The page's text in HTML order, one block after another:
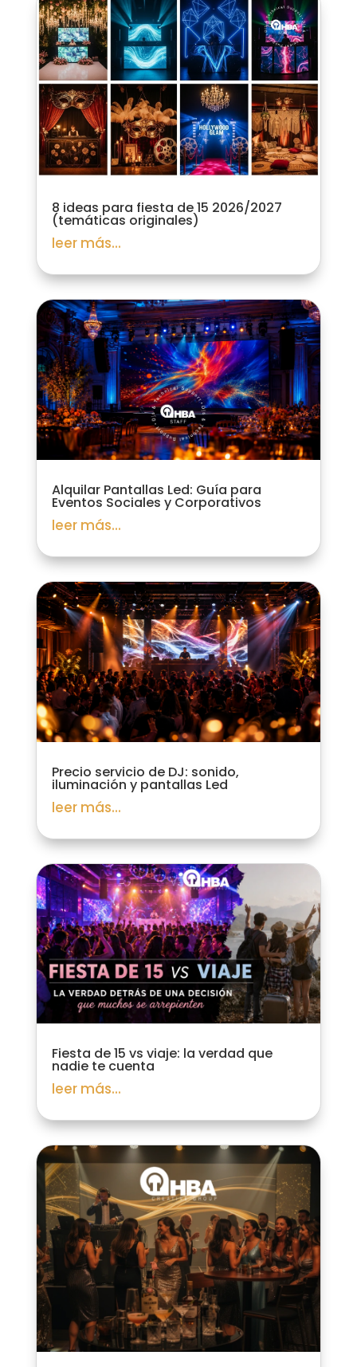
8 ideas para fiesta de 15 2026/2027
(temáticas originales)
leer más...
Alquilar Pantallas Led: Guía para
Eventos Sociales y Corporativos
leer más...
Precio servicio de DJ: sonido,
iluminación y pantallas Led
leer más...
Fiesta de 15 vs viaje: la verdad que
nadie te cuenta
leer más...